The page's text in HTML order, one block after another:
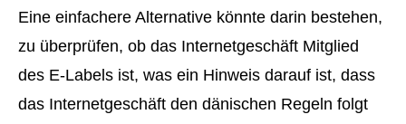
Eine einfachere Alternative könnte darin bestehen,
zu überprüfen, ob das Internetgeschäft Mitglied
des E-Labels ist, was ein Hinweis darauf ist, dass
das Internetgeschäft den dänischen Regeln folgt